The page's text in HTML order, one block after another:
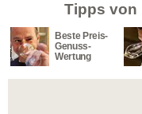
Tipps von
Beste Preis-
Genuss-
Wertung